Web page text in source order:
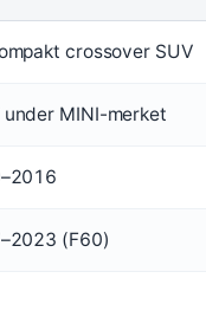
crossover SUV
under MINI-merket
(F60)